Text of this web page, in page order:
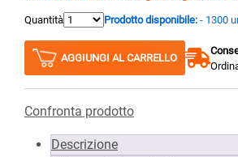
Quantità Prodotto disponibile: - 1300
AGGIUNGI AL CARRELLO
Confronta prodotto
Descrizione